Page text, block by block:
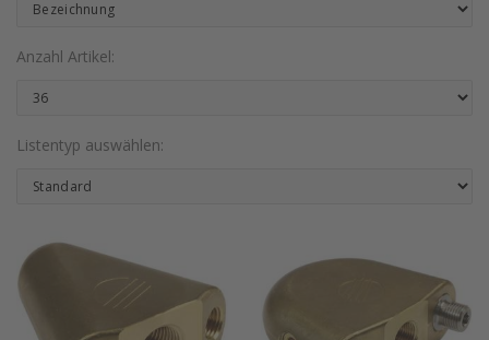
Anzahl Artikel:
Listentyp auswählen: